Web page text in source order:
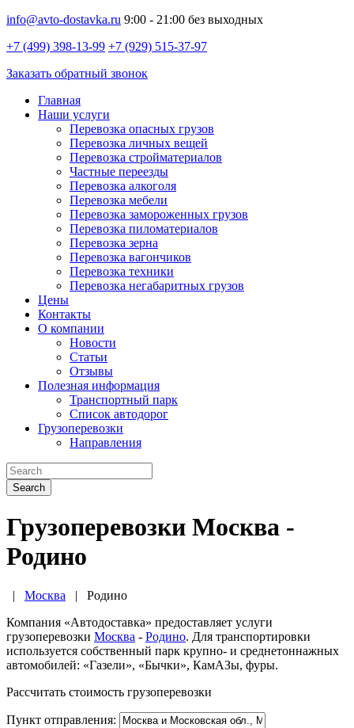
info@avto-dostavka.ru 9:00 - 21:00 без выходных
+7 (499) 398-13-99 +7 (929) 515-37-97
Заказать обратный звонок
Главная
Наши услуги
Перевозка опасных грузов
Перевозка личных вещей
Перевозка стройматериалов
Частные переезды
Перевозка алкоголя
Перевозка мебели
Перевозка замороженных грузов
Перевозка пиломатериалов
Перевозка зерна
Перевозка вагончиков
Перевозка техники
Перевозка негабаритных грузов
Цены
Контакты
О компании
Новости
Статьи
Отзывы
Полезная информация
Транспортный парк
Список автодорог
Грузоперевозки
Направления
Search
Грузоперевозки Москва -
Родино
| Москва | Родино
Компания «Автодоставка» предоставляет услуги
грузоперевозки Москва - Родино. Для транспортировки
используется собственный парк крупно- и среднетоннажных
автомобилей: «Газели», «Бычки», КамАЗы, фуры.
Рассчитать стоимость грузоперевозки
Пункт отправления: